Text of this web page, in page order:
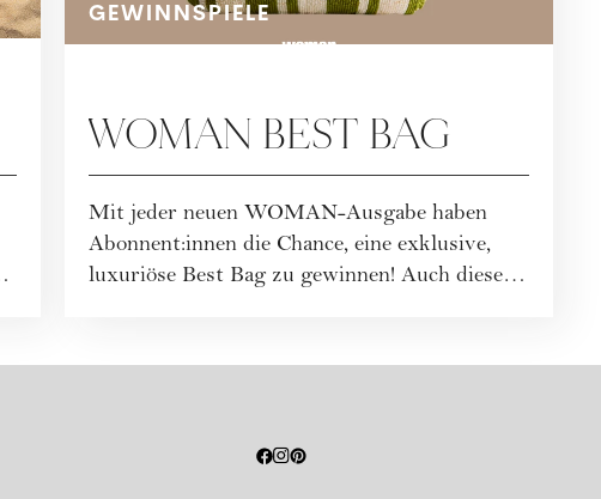
GEWINNSPIELE
WOMAN BEST BAG
Mit jeder neuen WOMAN-Ausgabe haben
Abonnent:innen die Chance, eine exklusive,
luxuriöse Best Bag zu gewinnen! Auch dieses